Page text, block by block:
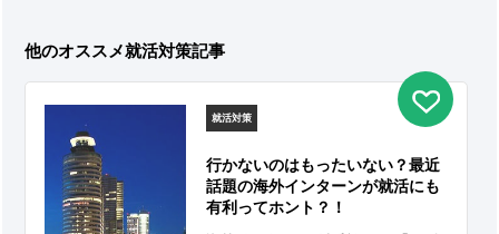
他のオススメ就活対策記事
就活対策
行かないのはもったいない？最近
話題の海外インターンが就活にも
有利ってホント？！